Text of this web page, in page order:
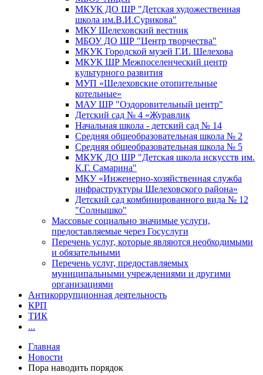
МКУК ДО ШР "Детская художественная
школа им.В.И.Сурикова"
МКУ Шелеховский вестник
МБОУ ДО ШР "Центр творчества"
МКУК Городской музей Г.И. Шелехова
МКУК ШР Межпоселенческий центр
культурного развития
МУП «Шелеховские отопительные
котельные»
МАУ ШР "Оздоровительный центр"
Детский сад № 4 «Журавлик
Начальная школа - детский сад № 14
Средняя общеобразовательная школа № 2
Средняя общеобразовательная школа № 5
МКУК ДО ШР "Детская школа искусств им.
К.Г. Самарина"
МКУ «Инженерно-хозяйственная служба
инфраструктуры Шелеховского района»
Детский сад комбинированного вида № 12
"Солнышко"
Массовые социально значимые услуги,
предоставляемые через Госуслуги
Перечень услуг, которые являются необходимыми
и обязательными
Перечень услуг, предоставляемых
муниципальными учреждениями и другими
организациями
Антикоррупционная деятельность
КРП
ТИК
...
Главная
Новости
Пора наводить порядок